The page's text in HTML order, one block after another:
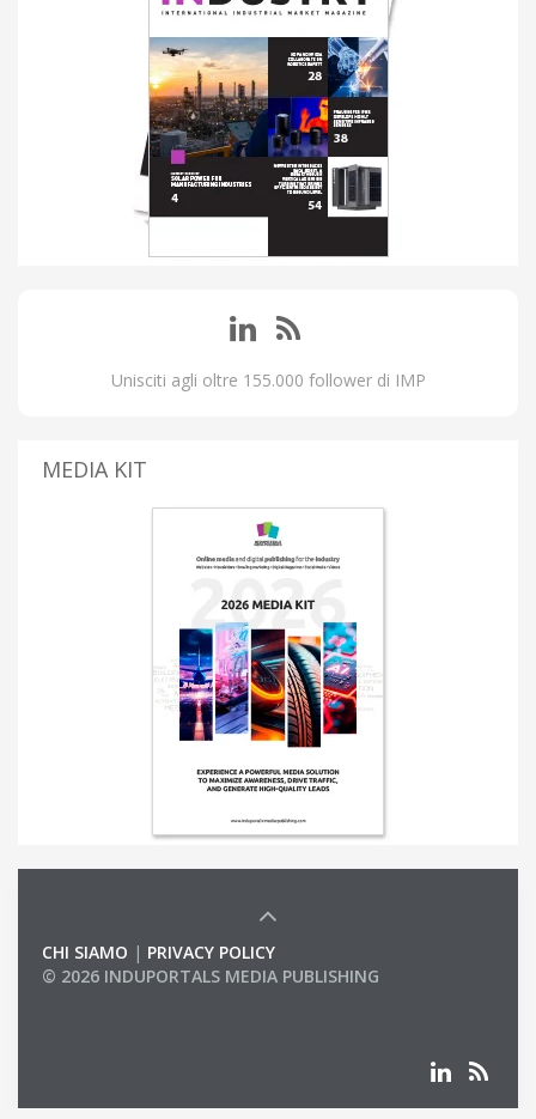
Unisciti agli oltre 155.000 follower di IMP
MEDIA KIT
CHI SIAMO | PRIVACY POLICY
© 2026 INDUPORTALS MEDIA PUBLISHING